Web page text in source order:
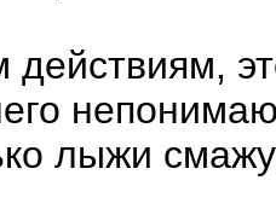
действиям,
лыжи